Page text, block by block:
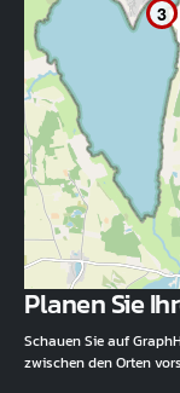
3
Planen Sie
Schauen Sie auf
zwischen den Orten